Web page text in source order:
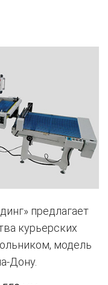
предлагает
курьерских
модель
Дону.